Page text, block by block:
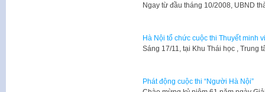
​Ngay từ đầu tháng 10/2008, UBND
Hà Nội tổ chức cuộc thi Thuyết minh
​Sáng 17/11, tại Khu Thái học ,
Phát động cuộc thi “Người Hà Nội”